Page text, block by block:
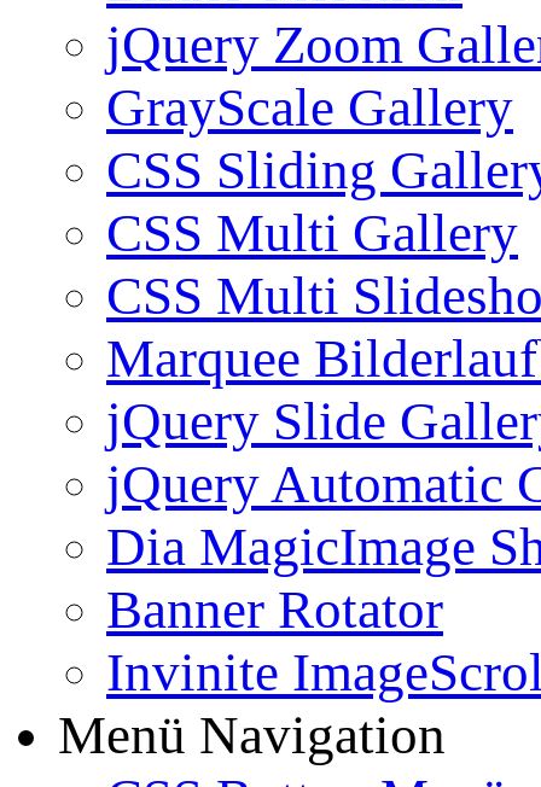
jQuery Zoom
GrayScale Gallery
CSS Sliding
CSS Multi Gallery
CSS Multi
Marquee
jQuery Slide
jQuery Automatic
Dia MagicImage
Banner Rotator
Invinite
Menü Navigation